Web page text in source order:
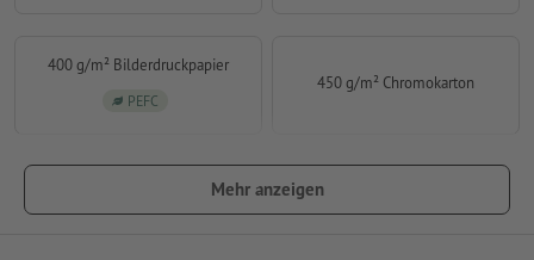
400 g/m² Bilderdruckpapier
PEFC
450 g/m² Chromokarton
Mehr anzeigen